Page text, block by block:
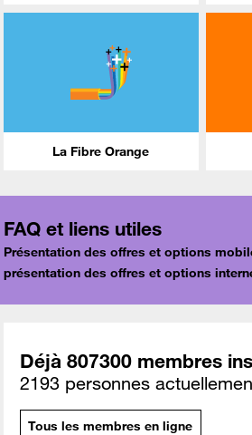
La Fibre Orange
FAQ et liens utiles
Présentation des offres et options
présentation des offres et options
Déjà 807300 membres
2193 personnes
Tous les membres en ligne